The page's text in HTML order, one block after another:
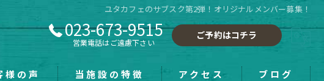
ユタカフェのサブスク第2弾！オリジナルメンバー募集！
023-673-9515
営業電話はご遠慮下さい
ご予約はコチラ
様の声 当施設の特徴 アクセス ブログ